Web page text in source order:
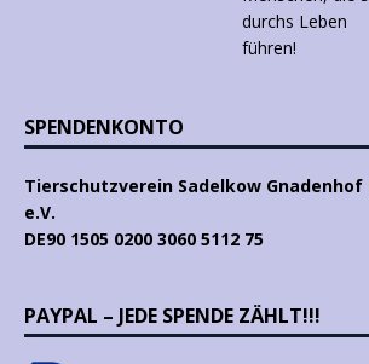
SPENDENKONTO
Tierschutzverein Sadelkow Gnadenhof
e.V.
DE90 1505 0200 3060 5112 75
PAYPAL – JEDE SPENDE ZÄHLT!!!